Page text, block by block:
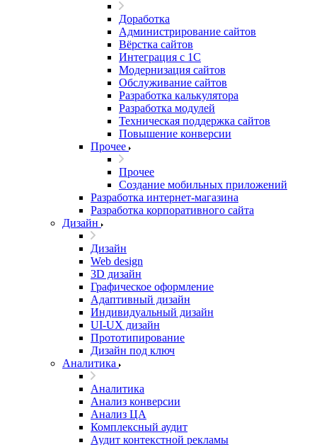
Доработка
Администрирование сайтов
Вёрстка сайтов
Интеграция с 1С
Модернизация сайтов
Обслуживание сайтов
Разработка калькулятора
Разработка модулей
Техническая поддержка сайтов
Повышение конверсии
Прочее
Прочее
Создание мобильных приложений
Разработка интернет-магазина
Разработка корпоративного сайта
Дизайн
Дизайн
Web design
3D дизайн
Графическое оформление
Адаптивный дизайн
Индивидуальный дизайн
UI‑UX дизайн
Прототипирование
Дизайн под ключ
Аналитика
Аналитика
Анализ конверсии
Анализ ЦА
Комплексный аудит
Аудит контекстной рекламы